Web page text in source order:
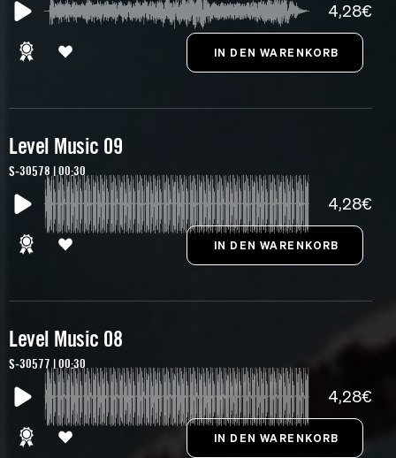
4,28€
Level Music 09
S-30578 | 00:30
4,28€
Level Music 08
S-30577 | 00:30
4,28€